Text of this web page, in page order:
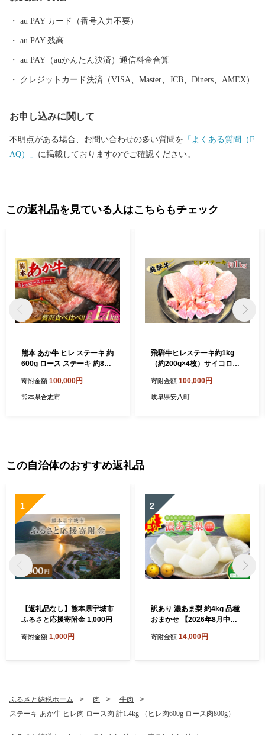
を終えた後もほぼ原型のまま残され、日本唯一の湾港史跡となっ
コポン®・不知火 ■ みかん ■ あか牛 ■ 黒毛和牛 ■ 白玉粉 ■
生姜 ■ メロン ■ トマト ■ イチゴ
au PAY カード（番号入力不要）
au PAY 残高
au PAY（auかんたん決済）通信料金合算
クレジットカード決済（VISA、Master、JCB、Diners、AMEX）
お申し込みに関して
不明点がある場合、お問い合わせの多い質問を 「よくある質問（F
AQ）」 に掲載しておりますのでご確認ください。
この返礼品を見ている人はこちらもチェック
熊本 あか牛 ヒレ ステーキ 約
600g ロース ステーキ 約800
赤牛 和牛 牛 肉 ヒレ ロース
ステーキ ヘルシー カット 冷
寄附金額 100,000円
熊本県合志市
飛騨牛ヒレステーキ約1kg
（約200g×4枚）サイコロス
寄附金額 100,000円
岐阜県安八町
この自治体のおすすめ返礼品
1
【返礼品なし】熊本県宇城市
ふるさと応援寄附金 1,000円
寄附金額 1,000円
2
訳あり 濃あま梨 約4kg 品種
おまかせ 【2026年8月中旬
し 秋月 幸水 豊水 新高 秋麗
寄附金額 14,000円
ふるさと納税ホーム 肉
牛肉
ステーキ あか牛 ヒレ肉 ロース肉 計1.4kg （ヒレ肉600g ロース肉800g）